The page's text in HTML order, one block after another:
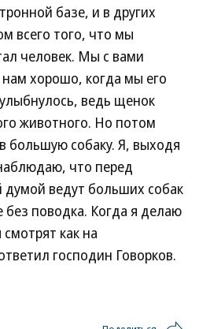
базе, и в других
всего того, что мы
человек. Мы с вами
хорошо, когда мы его
ведь щенок
животного. Но потом
большую собаку. Я, выходя
что перед
думой ведут больших собак
поводка. Когда я делаю
как на
господин Говорков.